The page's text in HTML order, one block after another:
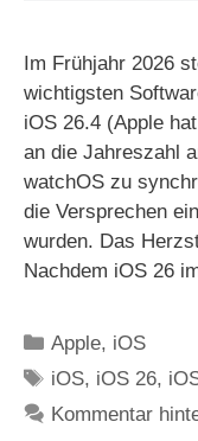
Im Frühjahr 2026
wichtigsten
iOS 26.4 (Apple
an die Jahreszahl
watchOS zu
die Versprechen
wurden. Das
Nachdem iOS 26
Kategorien
Apple, iOS
Schlagwörter
iOS, iOS 26,
Kommentar